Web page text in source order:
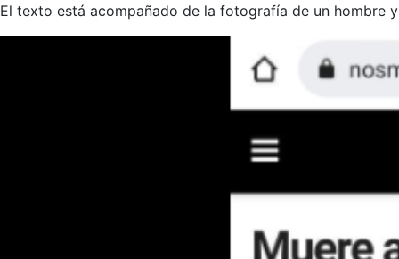
El texto está acompañado de la fotografía de un hombre